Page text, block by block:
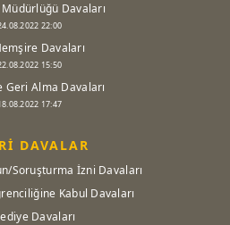
Davaları
22:00
Davaları
15:50
Geri Alma Davaları
17:47
DAVALAR
Soruşturma İzni Davaları
Kabul Davaları
Davaları